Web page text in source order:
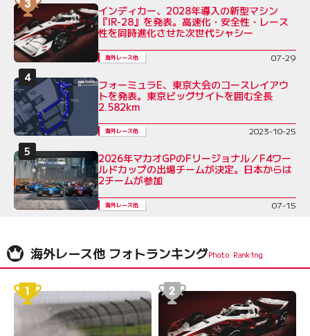
インディカー、2028年導入の新型マシン
『IR-28』を発表。高速化・安全性・レース
性を同時進化させた次世代シャシー
海外レース他 07-29
フォーミュラE、東京大会のコースレイアウ
トを発表。東京ビッグサイトを囲む全長
2.582km
海外レース他 2023-10-25
2026年マカオGPのFリージョナル／F4ワー
ルドカップの出場チームが決定。日本からは
2チームが参加
海外レース他 07-15
海外レース他 フォトランキング